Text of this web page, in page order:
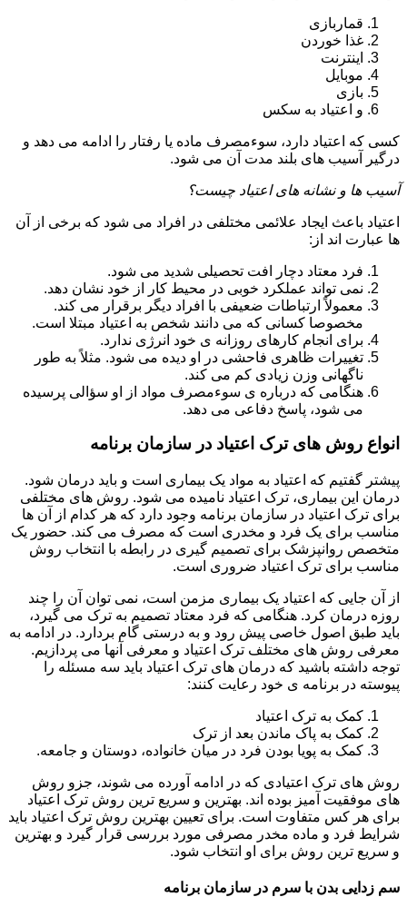
قماربازی
غذا خوردن
اینترنت
موبایل
بازی
و اعتیاد به سکس
کسی که اعتیاد دارد، سوءمصرف ماده یا رفتار را ادامه می دهد و
درگیر آسیب های بلند مدت آن می شود.
آسیب ها و نشانه های اعتیاد چیست؟
اعتیاد باعث ایجاد علائمی مختلفی در افراد می شود که برخی از آن
ها عبارت اند از:
فرد معتاد دچار افت تحصیلی شدید می شود.
نمی تواند عملکرد خوبی در محیط کار از خود نشان دهد.
معمولاً ارتباطات ضعیفی با افراد دیگر برقرار می کند.
مخصوصا کسانی که می دانند شخص به اعتیاد مبتلا است.
برای انجام کارهای روزانه ی خود انرژی ندارد.
تغییرات ظاهری فاحشی در او دیده می شود. مثلاً به طور
ناگهانی وزن زیادی کم می کند.
هنگامی که درباره ی سوءمصرف مواد از او سؤالی پرسیده
می شود، پاسخ دفاعی می دهد.
انواع روش های ترک اعتیاد در سازمان برنامه
پیشتر گفتیم که اعتیاد به مواد یک بیماری است و باید درمان شود.
درمان این بیماری، ترک اعتیاد نامیده می شود. روش های مختلفی
برای ترک اعتیاد در سازمان برنامه وجود دارد که هر کدام از آن ها
مناسب برای یک فرد و مخدری است که مصرف می کند. حضور یک
متخصص روانپزشک برای تصمیم گیری در رابطه با انتخاب روش
مناسب برای ترک اعتیاد ضروری است.
از آن جایی که اعتیاد یک بیماری مزمن است، نمی توان آن را چند
روزه درمان کرد. هنگامی که فرد معتاد تصمیم به ترک می گیرد،
باید طبق اصول خاصی پیش رود و به درستی گام بردارد. در ادامه به
معرفی روش های مختلف ترک اعتیاد و معرفی آنها می پردازیم.
توجه داشته باشید که درمان های ترک اعتیاد باید سه مسئله را
پیوسته در برنامه ی خود رعایت کنند:
کمک به ترک اعتیاد
کمک به پاک ماندن بعد از ترک
کمک به پویا بودن فرد در میان خانواده، دوستان و جامعه.
روش های ترک اعتیادی که در ادامه آورده می شوند، جزو روش
های موفقیت آمیز بوده اند. بهترین و سریع ترین روش ترک اعتیاد
برای هر کس متفاوت است. برای تعیین بهترین روش ترک اعتیاد باید
شرایط فرد و ماده مخدر مصرفی مورد بررسی قرار گیرد و بهترین
و سریع ترین روش برای او انتخاب شود.
سم زدایی بدن با سرم در سازمان برنامه